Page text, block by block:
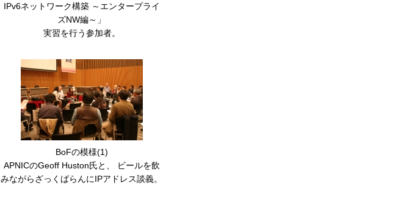
IPv6ネットワーク構築 ～エンタープライ
ズNW編～」
実習を行う参加者。
BoFの模様(1)
APNICのGeoff Huston氏と、 ビールを飲
みながらざっくばらんにIPアドレス談義。